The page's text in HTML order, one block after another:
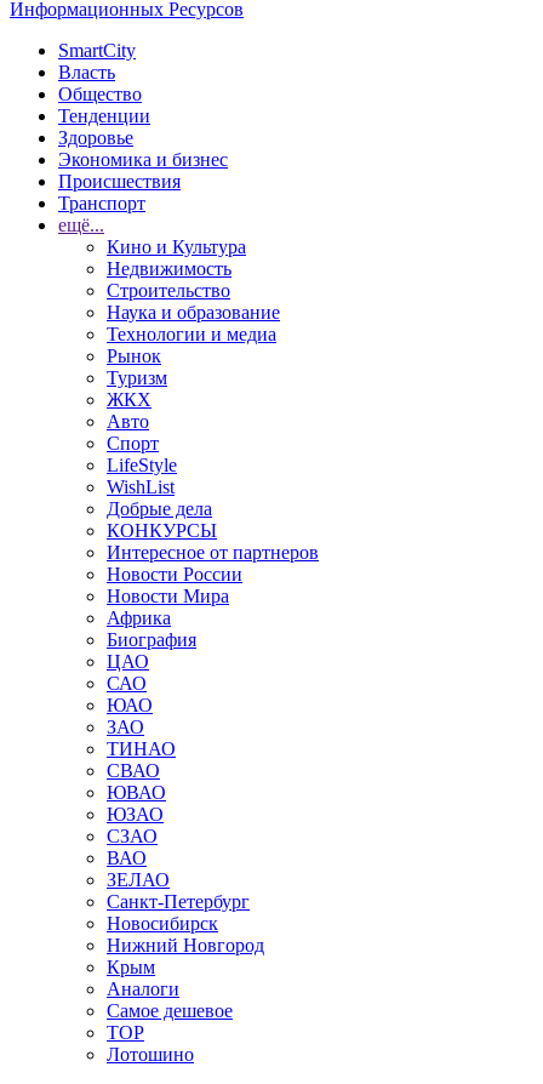
Информационных Ресурсов
SmartCity
Власть
Общество
Тенденции
Здоровье
Экономика и бизнес
Происшествия
Транспорт
ещё...
Кино и Культура
Недвижимость
Строительство
Наука и образование
Технологии и медиа
Рынок
Туризм
ЖКХ
Авто
Спорт
LifeStyle
WishList
Добрые дела
КОНКУРСЫ
Интересное от партнеров
Новости России
Новости Мира
Африка
Биография
ЦАО
САО
ЮАО
ЗАО
ТИНАО
СВАО
ЮВАО
ЮЗАО
СЗАО
ВАО
ЗЕЛАО
Санкт-Петербург
Новосибирск
Нижний Новгород
Крым
Аналоги
Самое дешевое
TOP
Лотошино